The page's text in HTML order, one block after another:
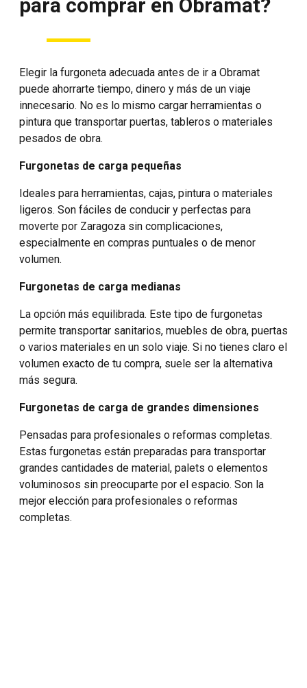
para comprar en Obramat?
Elegir la furgoneta adecuada antes de ir a Obramat
puede ahorrarte tiempo, dinero y más de un viaje
innecesario. No es lo mismo cargar herramientas o
pintura que transportar puertas, tableros o materiales
pesados de obra.
Furgonetas de carga pequeñas
Ideales para herramientas, cajas, pintura o materiales
ligeros. Son fáciles de conducir y perfectas para
moverte por Zaragoza sin complicaciones,
especialmente en compras puntuales o de menor
volumen.
Furgonetas de carga medianas
La opción más equilibrada. Este tipo de furgonetas
permite transportar sanitarios, muebles de obra, puertas
o varios materiales en un solo viaje. Si no tienes claro el
volumen exacto de tu compra, suele ser la alternativa
más segura.
Furgonetas de carga de grandes dimensiones
Pensadas para profesionales o reformas completas.
Estas furgonetas están preparadas para transportar
grandes cantidades de material, palets o elementos
voluminosos sin preocuparte por el espacio. Son la
mejor elección para profesionales o reformas
completas.